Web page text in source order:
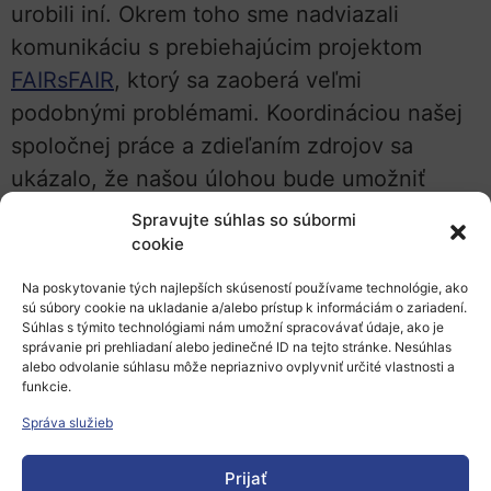
Spravujte súhlas so súbormi
cookie
Na poskytovanie tých najlepších skúseností používame technológie, ako
sú súbory cookie na ukladanie a/alebo prístup k informáciám o zariadení.
Súhlas s týmito technológiami nám umožní spracovávať údaje, ako je
správanie pri prehliadaní alebo jedinečné ID na tejto stránke. Nesúhlas
alebo odvolanie súhlasu môže nepriaznivo ovplyvniť určité vlastnosti a
funkcie.
Správa služieb
Prijať
urobili iní. Okrem toho sme nadviazali
komunikáciu s prebiehajúcim projektom
FAIRsFAIR, ktorý sa zaoberá veľmi
podobnými problémami. Koordináciou našej
spoločnej práce a zdieľaním zdrojov sa
ukázalo, že našou úlohou bude umožniť
tvorcom politík na európskej úrovni (EOSC)
aj na vnútroštátnej úrovni (donori), aby
zrealizovali zásady FAIR v praxi, zatiaľ čo
cieľovou skupinou FAIRsFAIR sú výskumné
komunity a tí, ktorí tieto komunity priamo
podporujú. Naša správa bude pripravená na
iniciatívy a správy v tejto oblasti.